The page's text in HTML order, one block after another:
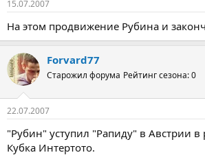
15.07.2007
На этом продвижение Рубина и
Forvard77
Старожил форума Рейтинг сезона: 0
22.07.2007
"Рубин" уступил "Рапиду" в Австрии в
Кубка Интертото.